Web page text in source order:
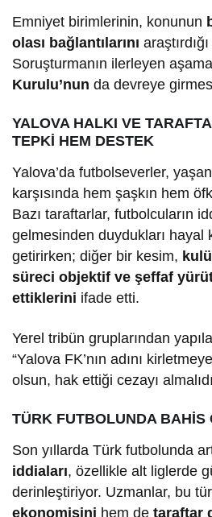
Emniyet birimlerinin, konunun
olası bağlantılarını
Soruşturmanın ilerleyen
Kurulu’nun da devreye
YALOVA HALKI VE
TEPKİ HEM DESTEK
Yalova’da futbolseverler,
karşısında hem şaşkın hem
Bazı taraftarlar, futbolcuların
gelmesinden duydukları hayal
getirirken; diğer bir kesim,
süreci objektif ve şeffaf
ettiklerini ifade etti.
Yerel tribün gruplarından
“Yalova FK’nın adını
olsun, hak ettiği cezayı
TÜRK FUTBOLUNDA BAHİS
Son yıllarda Türk futbolunda
iddiaları, özellikle alt liglerde
derinleştiriyor. Uzmanlar, bu
ekonomisini hem detaraftar